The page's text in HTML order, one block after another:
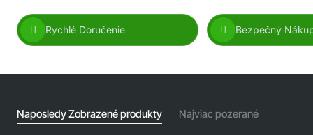
Rychlé Doručenie Bezpečný
Naposledy Zobrazené produkty Najviac pozerané